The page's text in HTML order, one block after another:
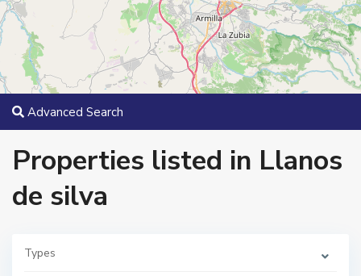
Advanced Search
Properties listed in Llanos
de silva
Types